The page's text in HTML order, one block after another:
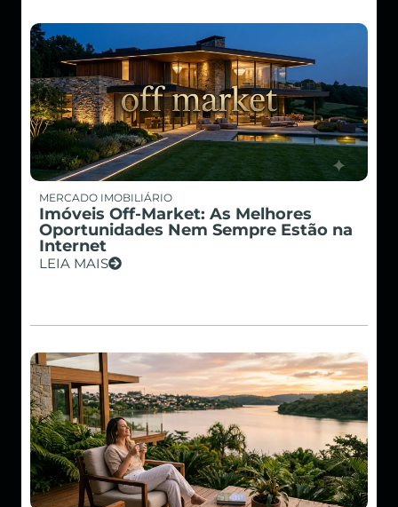
MERCADO IMOBILIÁRIO
Imóveis Off-Market: As Melhores
Oportunidades Nem Sempre Estão na
Internet
LEIA MAIS